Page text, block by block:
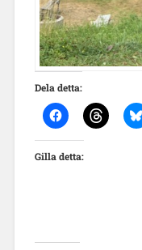
Dela detta:
Gilla detta: